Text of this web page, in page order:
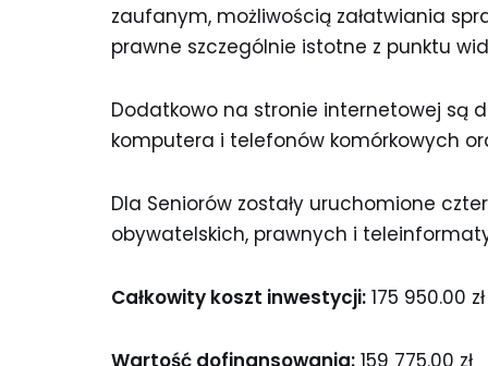
zaufanym, możliwością załatwiania
prawne szczególnie istotne z punktu
Dodatkowo na stronie internetowej są
komputera i telefonów komórkowych
Dla Seniorów zostały uruchomione
obywatelskich, prawnych i
Całkowity koszt inwestycji: 175 950.00 zł
Wartość dofinansowania: 159 775.00 zł